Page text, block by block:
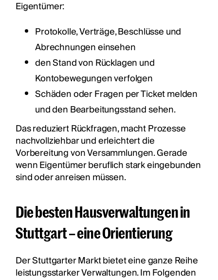
Eigentümer:
Protokolle, Verträge, Beschlüsse und
Abrechnungen einsehen
den Stand von Rücklagen und
Kontobewegungen verfolgen
Schäden oder Fragen per Ticket melden
und den Bearbeitungsstand sehen.
Das reduziert Rückfragen, macht Prozesse
nachvollziehbar und erleichtert die
Vorbereitung von Versammlungen. Gerade
wenn Eigentümer beruflich stark eingebunden
sind oder anreisen müssen.
Die besten Hausverwaltungen in
Stuttgart – eine Orientierung
Der Stuttgarter Markt bietet eine ganze Reihe
leistungsstarker Verwaltungen. Im Folgenden